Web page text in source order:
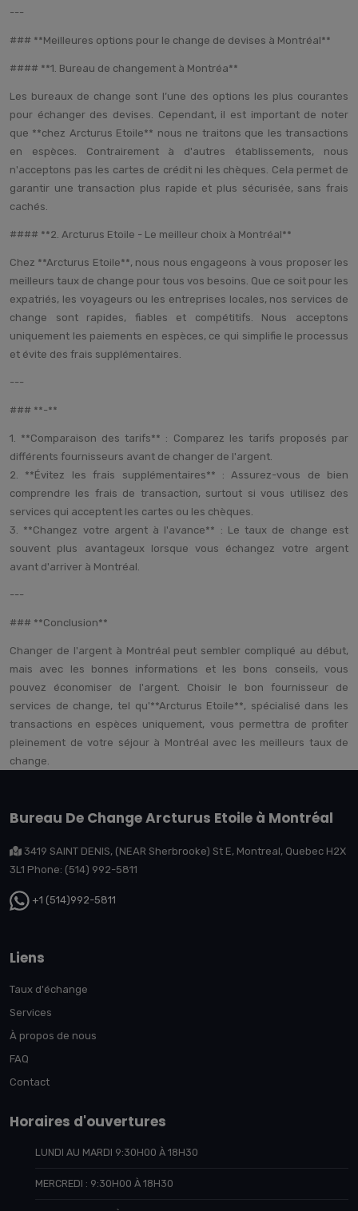
---
### **Meilleures options pour le change de devises à Montréal**
#### **1. Bureau de changement à Montréa**
Les bureaux de change sont l’une des options les plus courantes
pour échanger des devises. Cependant, il est important de noter
que **chez Arcturus Etoile** nous ne traitons que les transactions
en espèces. Contrairement à d'autres établissements, nous
n'acceptons pas les cartes de crédit ni les chèques. Cela permet de
garantir une transaction plus rapide et plus sécurisée, sans frais
cachés.
#### **2. Arcturus Etoile - Le meilleur choix à Montréal**
Chez **Arcturus Etoile**, nous nous engageons à vous proposer les
meilleurs taux de change pour tous vos besoins. Que ce soit pour les
expatriés, les voyageurs ou les entreprises locales, nos services de
change sont rapides, fiables et compétitifs. Nous acceptons
uniquement les paiements en espèces, ce qui simplifie le processus
et évite des frais supplémentaires.
---
### **-**
1. **Comparaison des tarifs** : Comparez les tarifs proposés par
différents fournisseurs avant de changer de l'argent.
2. **Évitez les frais supplémentaires** : Assurez-vous de bien
comprendre les frais de transaction, surtout si vous utilisez des
services qui acceptent les cartes ou les chèques.
3. **Changez votre argent à l'avance** : Le taux de change est
souvent plus avantageux lorsque vous échangez votre argent
avant d'arriver à Montréal.
---
### **Conclusion**
Changer de l'argent à Montréal peut sembler compliqué au début,
mais avec les bonnes informations et les bons conseils, vous
pouvez économiser de l'argent. Choisir le bon fournisseur de
services de change, tel qu'**Arcturus Etoile**, spécialisé dans les
transactions en espèces uniquement, vous permettra de profiter
pleinement de votre séjour à Montréal avec les meilleurs taux de
change.
Bureau De Change Arcturus Etoile à Montréal
3419 SAINT DENIS, (NEAR Sherbrooke) St E, Montreal, Quebec H2X
3L1 Phone: (514) 992-5811
+1 (514)992-5811
Liens
Taux d'échange
Services
À propos de nous
FAQ
Contact
Horaires d'ouvertures
LUNDI AU MARDI 9:30H00 À 18H30
MERCREDI : 9:30H00 À 18H30